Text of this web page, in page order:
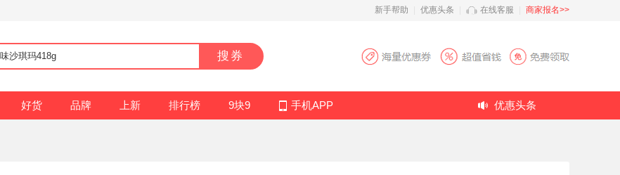
新手帮助 优惠头条 在线客服 商家报名>>
搜券
好货 品牌 上新 排行榜 9块9 手机APP 优惠头条